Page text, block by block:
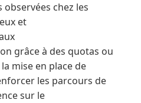
observées chez les
et
grâce à des quotas ou
mise en place de
les parcours de
sur le